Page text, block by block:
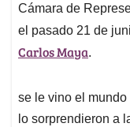
Cámara de
el pasado 21 de
Carlos Maya.
se le vino el
lo sorprendieron a